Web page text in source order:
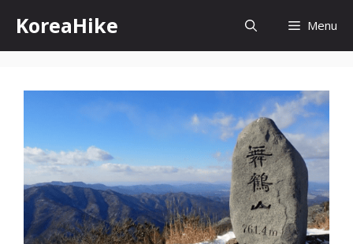
츠
KoreaHike Menu